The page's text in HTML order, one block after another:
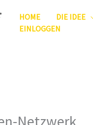
HOME DIE IDEE
EINLOGGEN